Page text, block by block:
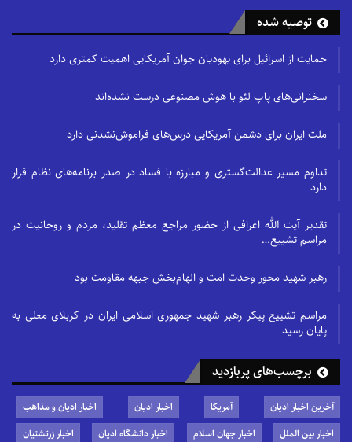
توصیه شده
حمایت از اسرائیل برای یهودیان جوان آمریکایی اهمیت کمتری دارد
سخنرانی‌های پاپ لئو با هوش مصنوعی درست نشده‌اند
ملت ایران برای دشمن آمریکایی درس‌های فراموش‌نشدنی دارد
تداوم مسیر عدالت‌گستری و مبارزه با فساد در صدر برنامه‌های نظام قرار
دارد
تقدیر آیت الله اعرافی از حضور مراجع معظم تقلید، مردم و روحانیت در
مراسم تشییع…
رهبر شهید محور وحدت امت و الهام‌بخش جبهه مقاومت بود
مراسم تشییع پیکر رهبر شهید جمهوری اسلامی ایران در کربلای معلی به
پایان رسید
برچسب‌های پربازدید
آخرین اخبار ادیان آمریکا اخبار ادیان
اخبار ادیان و مذاهب
اخبار بین الملل
اخبار جهان اسلام اخبار دانشگاه ادیان
اخبار زرتشتیان